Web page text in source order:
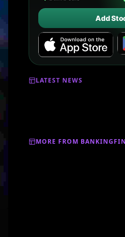
Add
LATEST NEWS
MORE FROM